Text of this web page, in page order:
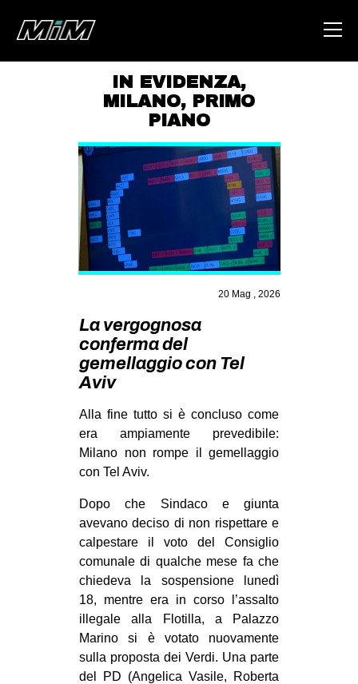
HOME
AREA
GAZA FREESTYLE
CSOA LAMBRETTA
ZAM
MILANO
SPAZI
SPORT POPOLARE
AMBIENTE
ANTIFASCISMO
DIRITTO ALL’ABITARE
GENERI
MIGRAZIONI
PRECARIATO
REPRESSIONE
IN EVIDENZA,
MILANO, PRIMO
PIANO
20 Mag , 2026
La vergognosa
conferma del
gemellaggio con Tel
Aviv
Alla fine tutto si è concluso come
era ampiamente prevedibile:
Milano non rompe il gemellaggio
con Tel Aviv.
Dopo che Sindaco e giunta
avevano deciso di non rispettare e
calpestare il voto del Consiglio
comunale di qualche mese fa che
chiedeva la sospensione lunedì
18, mentre era in corso l’assalto
illegale alla Flotilla, a Palazzo
Marino si è votato nuovamente
sulla proposta dei Verdi. Una parte
del PD (Angelica Vasile, Roberta